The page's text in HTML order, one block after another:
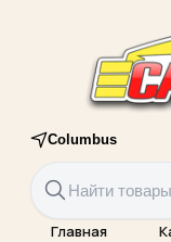
Columbus
Главная